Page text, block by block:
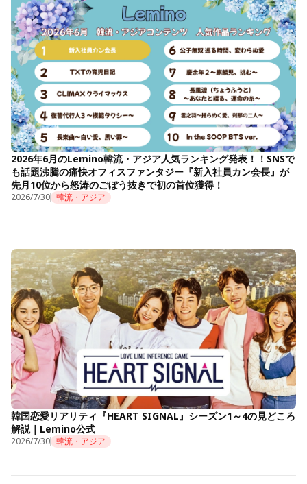
2026年6月のLemino韓流・アジア人気ランキング発表！！SNSで
も話題沸騰の痛快オフィスファンタジー『新入社員カン会長』が
先月10位から怒涛のごぼう抜きで初の首位獲得！
2026/7/30 韓流・アジア
韓国恋愛リアリティ『HEART SIGNAL』シーズン1～4の見どころ
解説｜Lemino公式
2026/7/30 韓流・アジア